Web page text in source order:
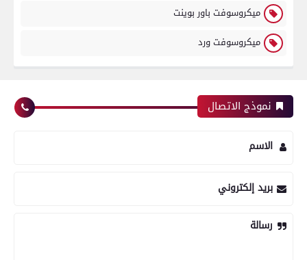
ميكروسوفت باور بوينت
ميكروسوفت ورد
نموذج الاتصال
الاسم
بريد إلكتروني
رسالة